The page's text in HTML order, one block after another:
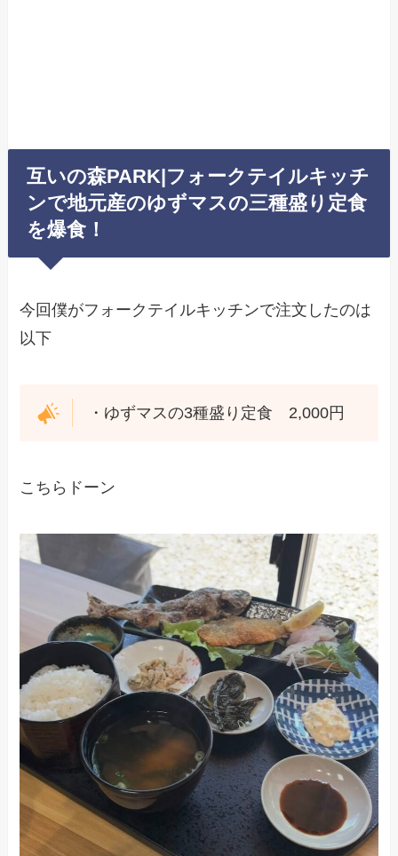
互いの森PARK|フォークテイルキッチ
ンで地元産のゆずマスの三種盛り定食
を爆食！
今回僕がフォークテイルキッチンで注文したのは
以下
・ゆずマスの3種盛り定食 2,000円
こちらドーン